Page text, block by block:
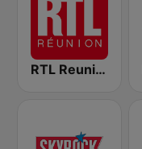
RTL Reunion